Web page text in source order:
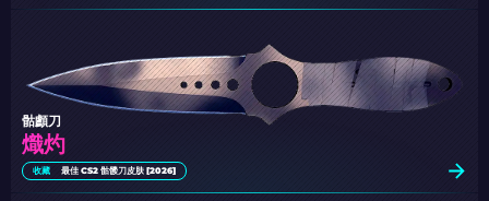
熾灼
骷顱刀
收藏 最佳 CS2 骷髅刀皮肤 [2026]